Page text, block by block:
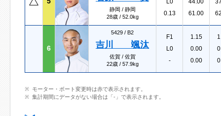
静岡 / 静岡
28歳 / 52.0kg
L0
0.13
44.00
61.00
6
5429 / B2
吉川 颯汰
佐賀 / 佐賀
22歳 / 57.9kg
F1
L0
-
1.15
0.00
0.00
モーター・ボート変更時は赤で表示されます。
集計期間にデータがない場合は「-」で表示されます。